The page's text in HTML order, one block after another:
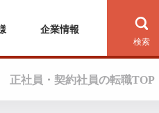
企業情報
正社員・契約社員の転職TOP